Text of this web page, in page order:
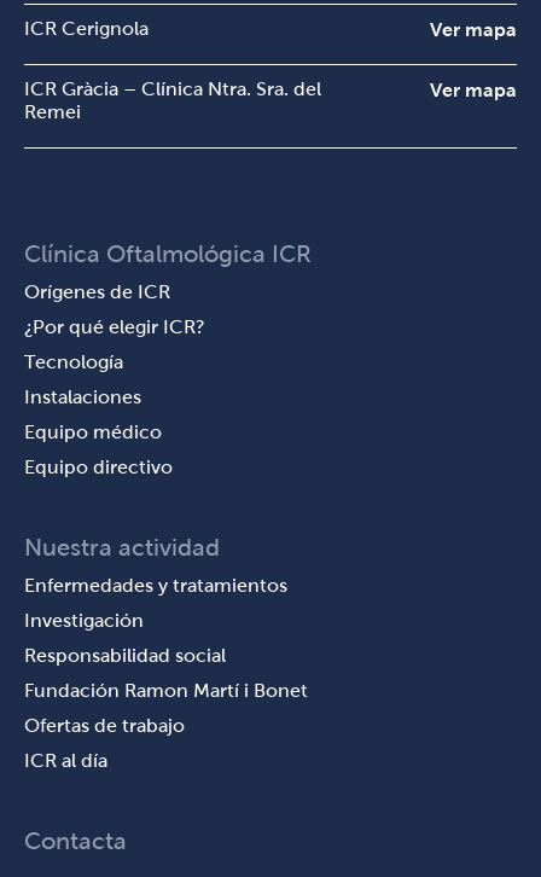
ICR Cerignola Ver mapa
ICR Gràcia – Clínica Ntra. Sra. del
Remei
Ver mapa
Clínica Oftalmológica ICR
Orígenes de ICR
¿Por qué elegir ICR?
Tecnología
Instalaciones
Equipo médico
Equipo directivo
Nuestra actividad
Enfermedades y tratamientos
Investigación
Responsabilidad social
Fundación Ramon Martí i Bonet
Ofertas de trabajo
ICR al día
Contacta